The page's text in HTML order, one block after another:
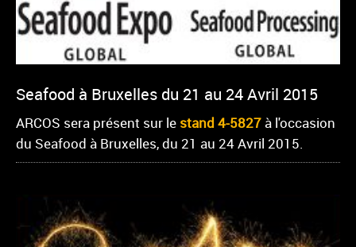
Seafood à Bruxelles du 21 au 24 Avril 2015
ARCOS sera présent sur le stand4-5827 à l'occasion
du Seafood à Bruxelles, du 21 au 24 Avril 2015.